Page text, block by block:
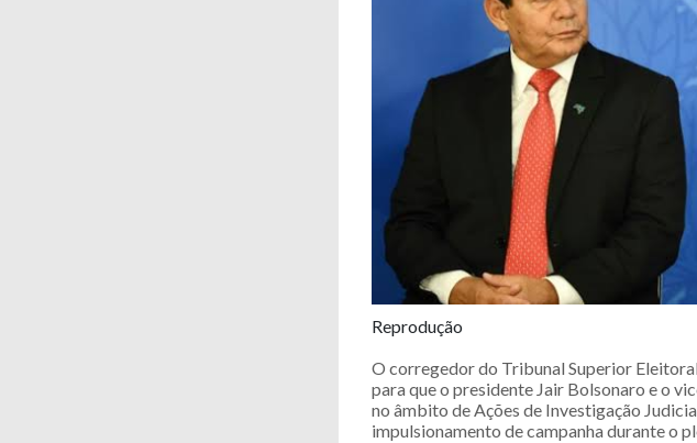
Reprodução
O corregedor do Tribunal Superior
para que o presidente Jair Bolsonaro e o
no âmbito de Ações de Investigação
impulsionamento de campanha durante o